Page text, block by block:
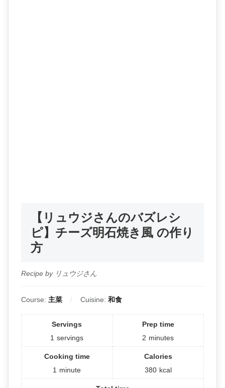
【リュウジさんのバズレシ
ピ】チーズ明石焼き風 の作り
方
Recipe by リュウジさん
Course: 主菜 Cuisine: 和食
Servings
1 servings
Prep time
2 minutes
Cooking time
1 minute
Calories
380 kcal